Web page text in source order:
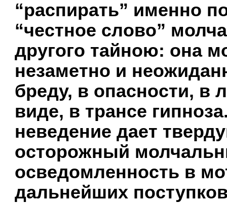
“распирать” именно
“честное слово”
другого тайною: она
незаметно и
бреду, в опасности, в
виде, в трансе
неведение дает
осторожный
осведомленность в
дальнейших